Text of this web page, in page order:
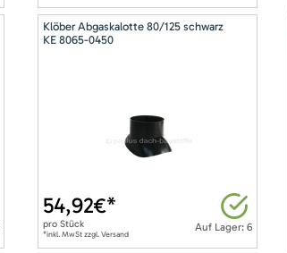
Klöber Abgaskalotte 80/125 schwarz
KE 8065-0450
Auf Lager: 6
54,92€*
pro Stück
*inkl. MwSt zzgl. Versand